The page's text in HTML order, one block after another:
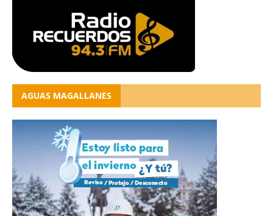
AGUAS MAGALLANES